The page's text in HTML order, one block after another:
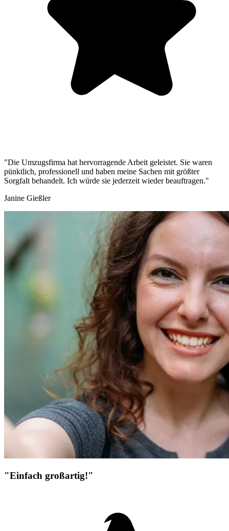
"Die Umzugsfirma hat hervorragende Arbeit geleistet. Sie waren
pünktlich, professionell und haben meine Sachen mit größter
Sorgfalt behandelt. Ich würde sie jederzeit wieder beauftragen."
Janine Gießler
"Einfach großartig!"